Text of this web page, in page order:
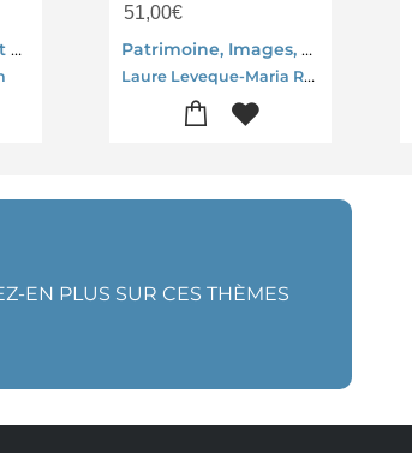
Le Colibri Chante Et Danse ; Chansons Et Comptines Latino-americaines
51,00€
Patrimoine, Images, Memoire Des Paysages Europeens ; Heritage, Images, Memory Of European Landscapes
Laure Leveque-Maria Ruiz Arbol-Liliana Pay
EN PLUS SUR CES THÈMES